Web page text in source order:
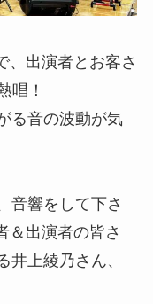
、出演者とお客さ
唱！
る音の波動が気
音響をして下さ
＆出演者の皆さ
井上綾乃さん、